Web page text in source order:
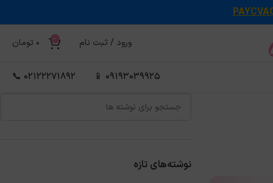
ورود / ثبت نام 0
0 تومان
09193039925 📱
02122271892 📞
نوشته‌های تازه